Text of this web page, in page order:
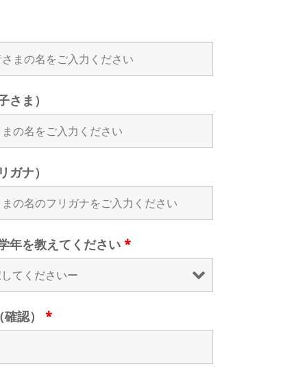
さま）
ガナ）
年を教えてください*
確認）*